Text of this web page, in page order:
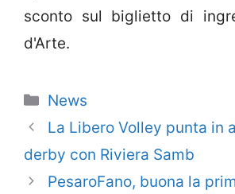
sconto sul biglietto di
d'Arte.
Categorie
News
La Libero Volley punta in
derby con Riviera Samb
PesaroFano, buona la